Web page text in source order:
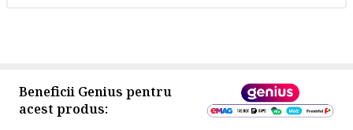
Beneficii Genius pentru
acest produs: